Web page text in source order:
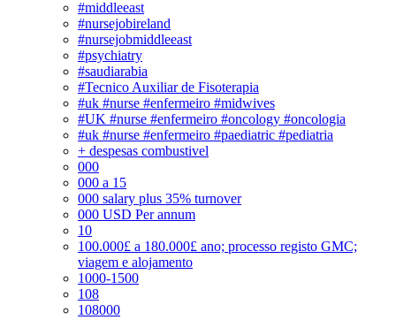
#middleeast
#nursejobireland
#nursejobmiddleeast
#psychiatry
#saudiarabia
#Tecnico Auxiliar de Fisoterapia
#uk #nurse #enfermeiro #midwives
#UK #nurse #enfermeiro #oncology #oncologia
#uk #nurse #enfermeiro #paediatric #pediatria
+ despesas combustivel
000
000 a 15
000 salary plus 35% turnover
000 USD Per annum
10
100.000£ a 180.000£ ano; processo registo GMC;
viagem e alojamento
1000-1500
108
108000